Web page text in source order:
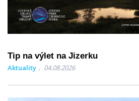
Tip na výlet na Jizerku
Aktuality 04.08.2026